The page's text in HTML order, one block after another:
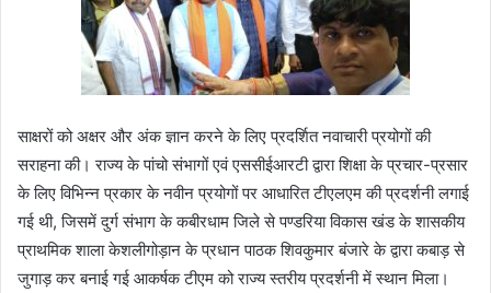
साक्षरों को अक्षर और अंक ज्ञान करने के लिए प्रदर्शित नवाचारी प्रयोगों की
सराहना की। राज्य के पांचो संभागों एवं एससीईआरटी द्वारा शिक्षा के प्रचार-प्रसार
के लिए विभिन्न प्रकार के नवीन प्रयोगों पर आधारित टीएलएम की प्रदर्शनी लगाई
गई थी, जिसमें दुर्ग संभाग के कबीरधाम जिले से पण्डरिया विकास खंड के शासकीय
प्राथमिक शाला केशलीगोड़ान के प्रधान पाठक शिवकुमार बंजारे के द्वारा कबाड़ से
जुगाड़ कर बनाई गई आकर्षक टीएम को राज्य स्तरीय प्रदर्शनी में स्थान मिला।